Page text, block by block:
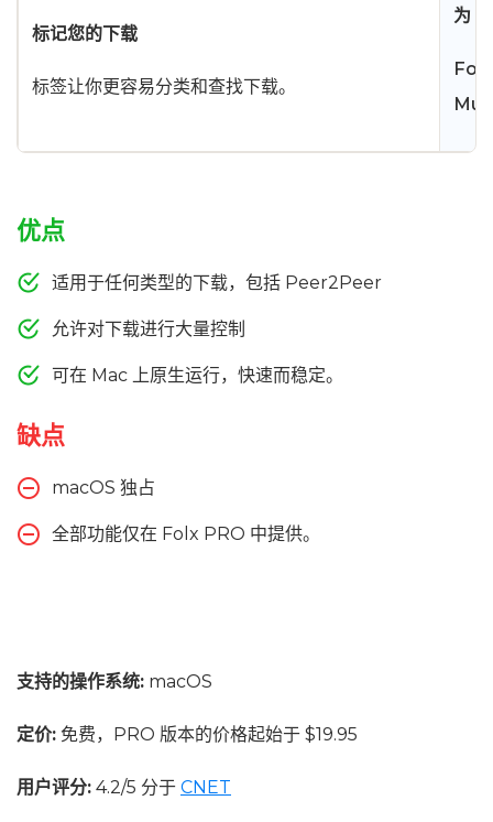
标记您的下载
标签让你更容易分类和查找下载。
为
优点
适用于任何类型的下载，包括 Peer2Peer
允许对下载进行大量控制
可在 Mac 上原生运行，快速而稳定。
缺点
macOS 独占
全部功能仅在 Folx PRO 中提供。
支持的操作系统: macOS
定价: 免费，PRO 版本的价格起始于 $19.95
用户评分: 4.2/5 分于 CNET